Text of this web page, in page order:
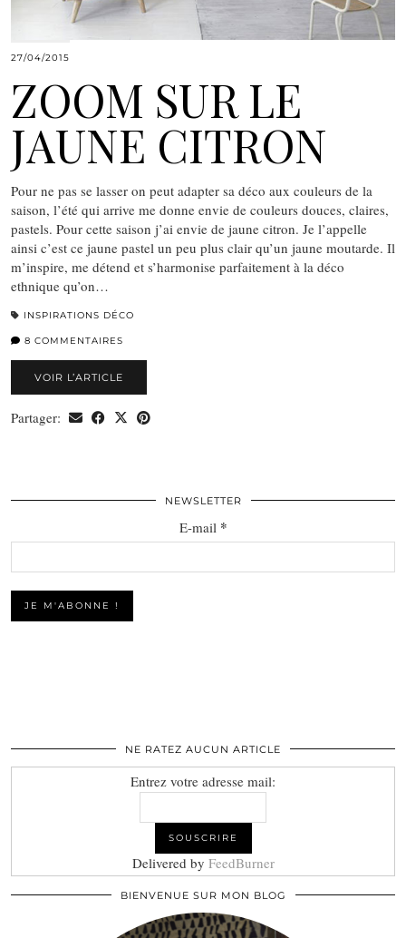
27/04/2015
ZOOM SUR LE
JAUNE CITRON
Pour ne pas se lasser on peut adapter sa déco aux couleurs de la
saison, l’été qui arrive me donne envie de couleurs douces, claires,
pastels. Pour cette saison j’ai envie de jaune citron. Je l’appelle
ainsi c’est ce jaune pastel un peu plus clair qu’un jaune moutarde. Il
m’inspire, me détend et s’harmonise parfaitement à la déco
ethnique qu’on…
INSPIRATIONS DÉCO
8 COMMENTAIRES
VOIR L’ARTICLE
Partager:
NEWSLETTER
E-mail *
NE RATEZ AUCUN ARTICLE
Entrez votre adresse mail:
Delivered by FeedBurner
BIENVENUE SUR MON BLOG